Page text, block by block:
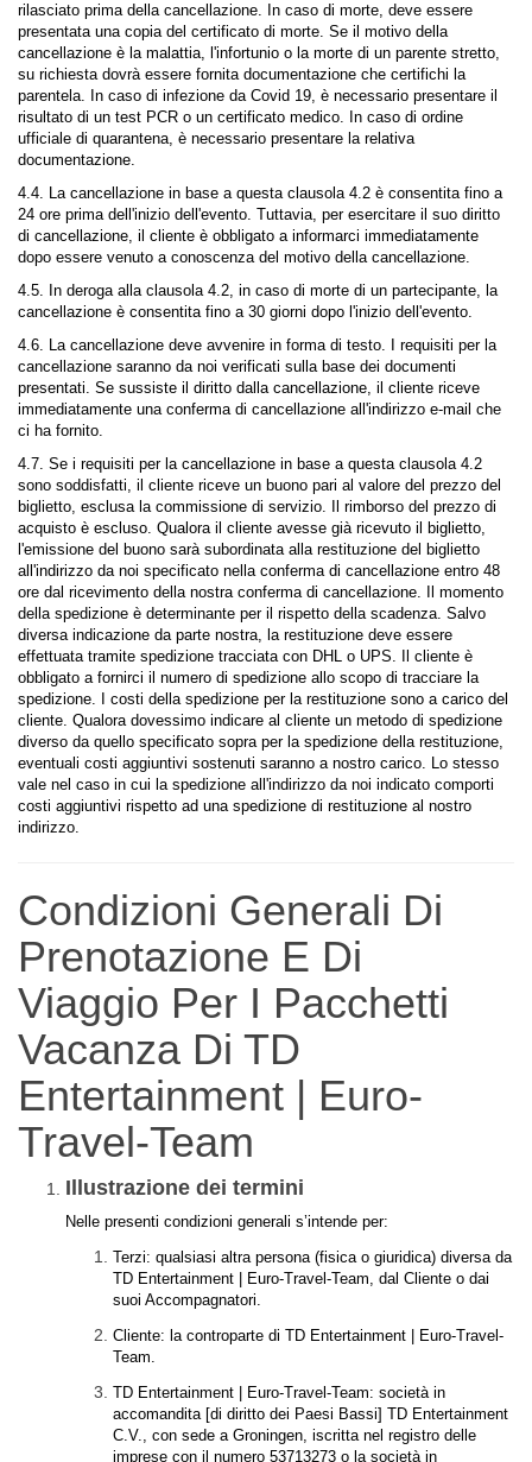
rilasciato prima della cancellazione. In caso di morte, deve essere
presentata una copia del certificato di morte. Se il motivo della
cancellazione è la malattia, l'infortunio o la morte di un parente stretto,
su richiesta dovrà essere fornita documentazione che certifichi la
parentela. In caso di infezione da Covid 19, è necessario presentare il
risultato di un test PCR o un certificato medico. In caso di ordine
ufficiale di quarantena, è necessario presentare la relativa
documentazione.
4.4. La cancellazione in base a questa clausola 4.2 è consentita fino a
24 ore prima dell'inizio dell'evento. Tuttavia, per esercitare il suo diritto
di cancellazione, il cliente è obbligato a informarci immediatamente
dopo essere venuto a conoscenza del motivo della cancellazione.
4.5. In deroga alla clausola 4.2, in caso di morte di un partecipante, la
cancellazione è consentita fino a 30 giorni dopo l'inizio dell'evento.
4.6. La cancellazione deve avvenire in forma di testo. I requisiti per la
cancellazione saranno da noi verificati sulla base dei documenti
presentati. Se sussiste il diritto dalla cancellazione, il cliente riceve
immediatamente una conferma di cancellazione all'indirizzo e-mail che
ci ha fornito.
4.7. Se i requisiti per la cancellazione in base a questa clausola 4.2
sono soddisfatti, il cliente riceve un buono pari al valore del prezzo del
biglietto, esclusa la commissione di servizio. Il rimborso del prezzo di
acquisto è escluso. Qualora il cliente avesse già ricevuto il biglietto,
l'emissione del buono sarà subordinata alla restituzione del biglietto
all'indirizzo da noi specificato nella conferma di cancellazione entro 48
ore dal ricevimento della nostra conferma di cancellazione. Il momento
della spedizione è determinante per il rispetto della scadenza. Salvo
diversa indicazione da parte nostra, la restituzione deve essere
effettuata tramite spedizione tracciata con DHL o UPS. Il cliente è
obbligato a fornirci il numero di spedizione allo scopo di tracciare la
spedizione. I costi della spedizione per la restituzione sono a carico del
cliente. Qualora dovessimo indicare al cliente un metodo di spedizione
diverso da quello specificato sopra per la spedizione della restituzione,
eventuali costi aggiuntivi sostenuti saranno a nostro carico. Lo stesso
vale nel caso in cui la spedizione all'indirizzo da noi indicato comporti
costi aggiuntivi rispetto ad una spedizione di restituzione al nostro
indirizzo.
Condizioni Generali Di
Prenotazione E Di
Viaggio Per I Pacchetti
Vacanza Di TD
Entertainment | Euro-
Travel-Team
Illustrazione dei termini
Nelle presenti condizioni generali s’intende per:
Terzi: qualsiasi altra persona (fisica o giuridica) diversa da
TD Entertainment | Euro-Travel-Team, dal Cliente o dai
suoi Accompagnatori.
Cliente: la controparte di TD Entertainment | Euro-Travel-
Team.
TD Entertainment | Euro-Travel-Team: società in
accomandita [di diritto dei Paesi Bassi] TD Entertainment
C.V., con sede a Groningen, iscritta nel registro delle
imprese con il numero 53713273 o la società in